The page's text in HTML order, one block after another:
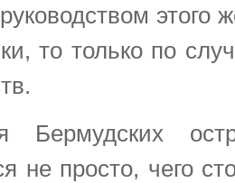
этого
то только по
не просто, чего